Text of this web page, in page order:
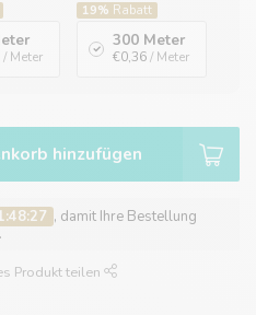
/ Meter
19% Rabatt
300 Meter
€0,36/ Meter
hinzufügen
, damit Ihre Bestellung
Produkt teilen